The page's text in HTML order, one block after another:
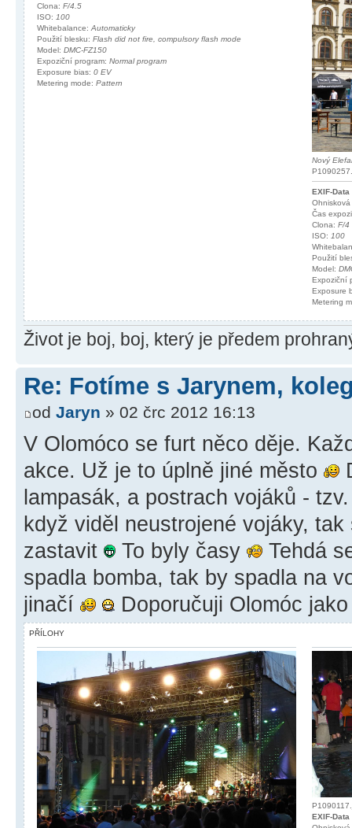
Clona: F/4.5
ISO: 100
Whitebalance: Automaticky
Použití blesku: Flash did not fire, compulsory flash mode
Model: DMC-FZ150
Expoziční program: Normal program
Exposure bias: 0 EV
Metering mode: Pattern
Nový
EXIF-Data
Čas
Clona: F/4
ISO: 100
Použití
Model:
Expoziční
Exposure
Metering
Život je boj, boj, který je předem
Re: Fotíme s Jarynem,
od Jaryn » 02 črc 2012 16:13
V Olomóco se furt něco děje.
akce. Už je to úplně jiné město
lampasák, a postrach vojáků -
když viděl neustrojené vojáky,
zastavit
To byly časy
Tehdá
spadla bomba, tak by spadla na
jinačí
Doporučuji Olomóc
PŘÍLOHY
EXIF-Data